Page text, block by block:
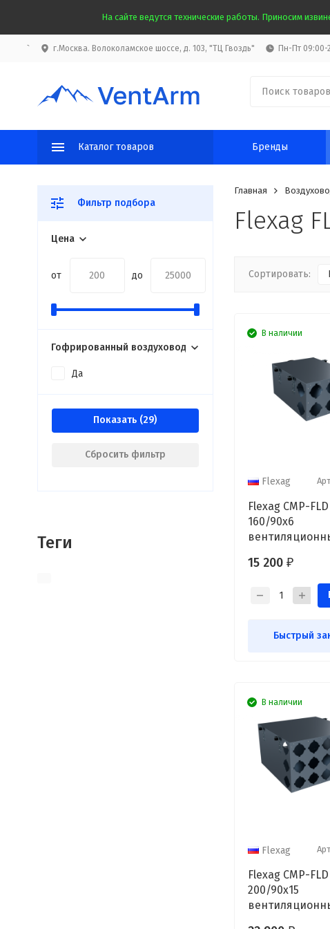
На сайте ведутся технические работы. Приносим
` г.Москва. Волоколамское шоссе, д. 103, "ТЦ Гвоздь" Пн-Пт 09:00-
Каталог товаров Бренды
Главная
Flexag
Сортировать:
В наличии
Flexag
Flexag CMP-FLD
160/90x6
6/10 выходов
15 200 ₽
Быстрый
В наличии
Flexag
Flexag CMP-FLD
200/90x15
Фильтр подбора
Цена
от до
Гофрированный воздуховод
Да
Показать
Сбросить фильтр
Теги